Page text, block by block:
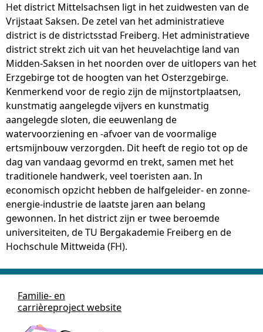
Het district Mittelsachsen ligt in het zuidwesten van de
Vrijstaat Saksen. De zetel van het administratieve
district is de districtsstad Freiberg. Het administratieve
district strekt zich uit van het heuvelachtige land van
Midden-Saksen in het noorden over de uitlopers van het
Erzgebirge tot de hoogten van het Osterzgebirge.
Kenmerkend voor de regio zijn de mijnstortplaatsen,
kunstmatig aangelegde vijvers en kunstmatig
aangelegde sloten, die eeuwenlang de
watervoorziening en -afvoer van de voormalige
ertsmijnbouw verzorgden. Dit heeft de regio tot op de
dag van vandaag gevormd en trekt, samen met het
traditionele handwerk, veel toeristen aan. In
economisch opzicht hebben de halfgeleider- en zonne-
energie-industrie de laatste jaren aan belang
gewonnen. In het district zijn er twee beroemde
universiteiten, de TU Bergakademie Freiberg en de
Hochschule Mittweida (FH).
Familie- en
carrièreproject website